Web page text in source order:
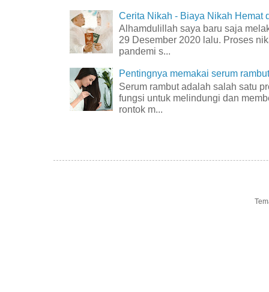
Cerita Nikah - Biaya Nikah Hemat
Alhamdulillah saya baru saja
29 Desember 2020 lalu. Proses
pandemi s...
Pentingnya memakai serum
Serum rambut adalah salah satu
fungsi untuk melindungi dan
rontok m...